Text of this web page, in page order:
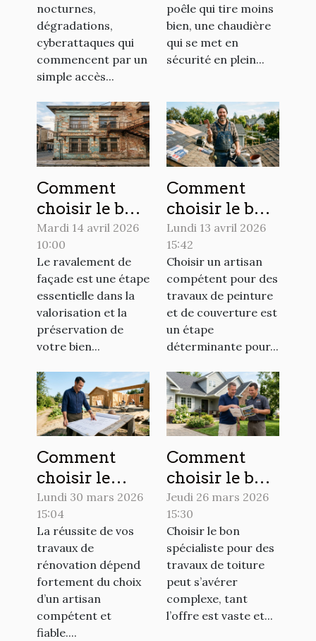
nocturnes,
dégradations,
cyberattaques qui
commencent par un
simple accès...
chez soi
poêle qui tire moins
bien, une chaudière
qui se met en
sécurité en plein...
Comment
choisir le bon
moment pour
le ravalement
de votre
façade ?
Mardi 14 avril 2026
10:00
Le ravalement de
façade est une étape
essentielle dans la
valorisation et la
préservation de
votre bien...
Comment
choisir le bon
artisan pour
vos travaux
de peinture et
couverture ?
Lundi 13 avril 2026
15:42
Choisir un artisan
compétent pour des
travaux de peinture
et de couverture est
un étape
déterminante pour...
Comment
choisir le
meilleur
artisan pour
vos travaux
de rénovation
?
Lundi 30 mars 2026
15:04
La réussite de vos
travaux de
rénovation dépend
fortement du choix
d’un artisan
compétent et
fiable....
Comment
choisir le bon
spécialiste
pour vos
travaux de
toiture ?
Jeudi 26 mars 2026
15:30
Choisir le bon
spécialiste pour des
travaux de toiture
peut s’avérer
complexe, tant
l’offre est vaste et...